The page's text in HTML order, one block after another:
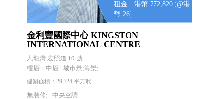
租金：港幣 772,820 (@港
幣 26)
金利豐國際中心 KINGSTON
INTERNATIONAL CENTRE
九龍灣 宏照道 19 號
樓層：中層 | 城市景;海景;
建築面積：29,724 平方呎
無裝修; | 中央空調